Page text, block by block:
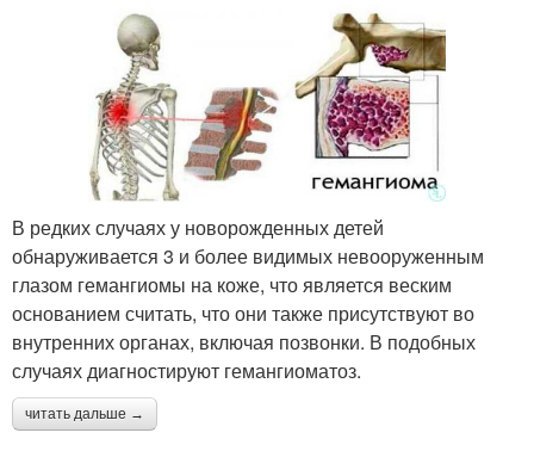
В редких случаях у новорожденных детей
обнаруживается 3 и более видимых невооруженным
глазом гемангиомы на коже, что является веским
основанием считать, что они также присутствуют во
внутренних органах, включая позвонки. В подобных
случаях диагностируют гемангиоматоз.
читать дальше →